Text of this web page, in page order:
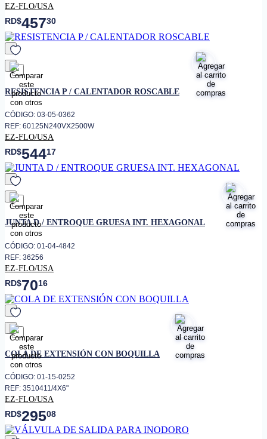
EZ-FLO/USA
RD$45730
favorito
RESISTENCIA P / CALENTADOR ROSCABLE
CÓDIGO: 03-05-0362
REF: 60125N240VX2500W
EZ-FLO/USA
RD$54417
favorito
JUNTA D / ENTROQUE GRUESA INT. HEXAGONAL
CÓDIGO: 01-04-4842
REF: 36256
EZ-FLO/USA
RD$7016
favorito
COLA DE EXTENSIÓN CON BOQUILLA
CÓDIGO: 01-15-0252
REF: 3510411/4X6"
EZ-FLO/USA
RD$29508